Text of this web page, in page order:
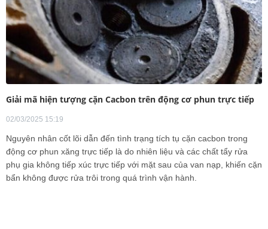
Giải mã hiện tượng cặn Cacbon trên động cơ phun trực tiếp
02/03/2025 15:19
Nguyên nhân cốt lõi dẫn đến tình trạng tích tụ cặn cacbon trong
động cơ phun xăng trực tiếp là do nhiên liệu và các chất tẩy rửa
phụ gia không tiếp xúc trực tiếp với mặt sau của van nạp, khiến cặn
bẩn không được rửa trôi trong quá trình vận hành.